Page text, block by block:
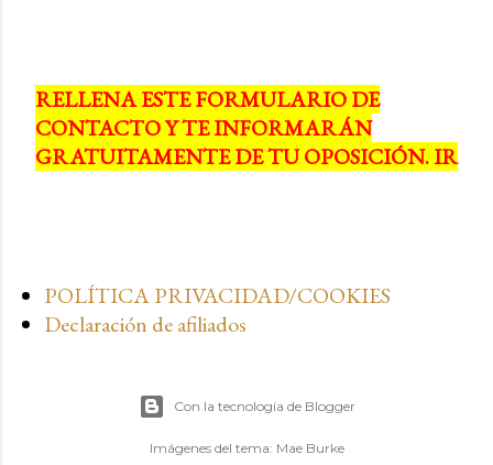
RELLENA ESTE FORMULARIO DE
CONTACTO Y TE INFORMARÁN
GRATUITAMENTE DE TU OPOSICIÓN. IR
POLÍTICA PRIVACIDAD/COOKIES
Declaración de afiliados
Con la tecnología de Blogger
Imágenes del tema: Mae Burke